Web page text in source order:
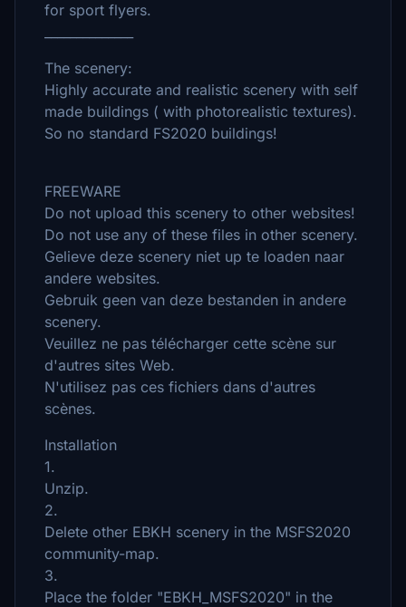
for sport flyers.
The scenery:
Highly accurate and realistic scenery with self
made buildings ( with photorealistic textures).
So no standard FS2020 buildings!
FREEWARE
Do not upload this scenery to other websites!
Do not use any of these files in other scenery.
Gelieve deze scenery niet up te loaden naar
andere websites.
Gebruik geen van deze bestanden in andere
scenery.
Veuillez ne pas télécharger cette scène sur
d'autres sites Web.
N'utilisez pas ces fichiers dans d'autres
scènes.
Installation
1.
Unzip.
2.
Delete other EBKH scenery in the MSFS2020
community-map.
3.
Place the folder "EBKH_MSFS2020" in the